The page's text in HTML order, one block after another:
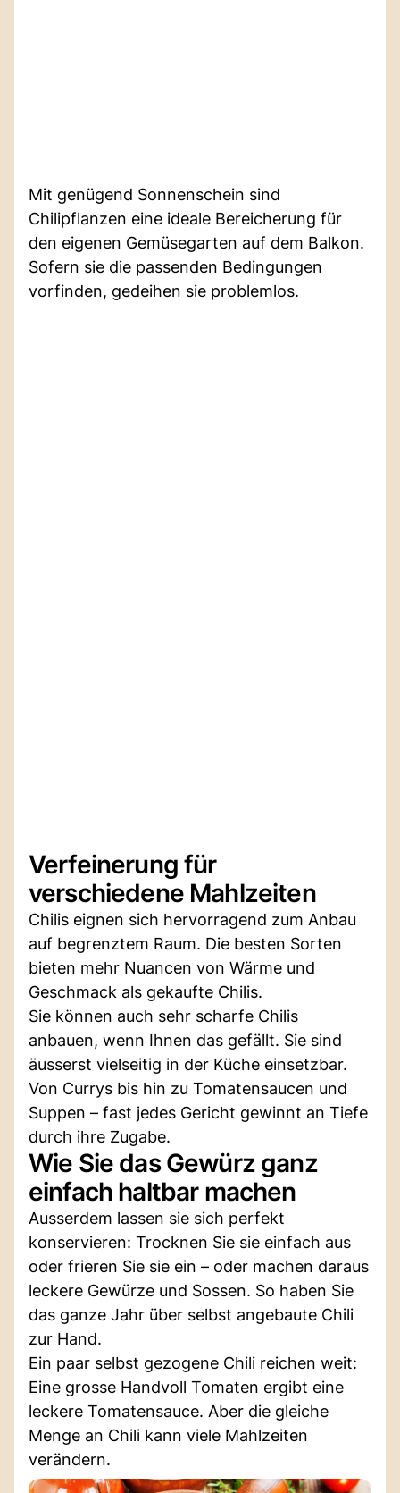
Mit genügend Sonnenschein sind
Chilipflanzen eine ideale Bereicherung für
den eigenen Gemüsegarten auf dem Balkon.
Sofern sie die passenden Bedingungen
vorfinden, gedeihen sie problemlos.
Verfeinerung für
verschiedene Mahlzeiten
Chilis eignen sich hervorragend zum Anbau
auf begrenztem Raum. Die besten Sorten
bieten mehr Nuancen von Wärme und
Geschmack als gekaufte Chilis.
Sie können auch sehr scharfe Chilis
anbauen, wenn Ihnen das gefällt. Sie sind
äusserst vielseitig in der Küche einsetzbar.
Von Currys bis hin zu Tomatensaucen und
Suppen – fast jedes Gericht gewinnt an Tiefe
durch ihre Zugabe.
Wie Sie das Gewürz ganz
einfach haltbar machen
Ausserdem lassen sie sich perfekt
konservieren: Trocknen Sie sie einfach aus
oder frieren Sie sie ein – oder machen daraus
leckere Gewürze und Sossen. So haben Sie
das ganze Jahr über selbst angebaute Chili
zur Hand.
Ein paar selbst gezogene Chili reichen weit:
Eine grosse Handvoll Tomaten ergibt eine
leckere Tomatensauce. Aber die gleiche
Menge an Chili kann viele Mahlzeiten
verändern.